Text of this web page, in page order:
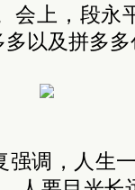
会上，段永
以及拼多
调，人生